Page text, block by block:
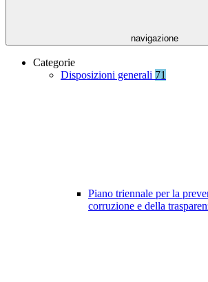
navigazione
Categorie
Disposizioni generali 71
Piano triennale per la
corruzione e della